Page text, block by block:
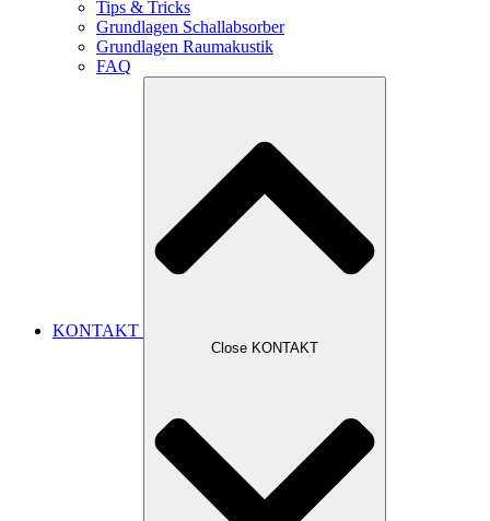
Tips & Tricks
Grundlagen Schallabsorber
Grundlagen Raumakustik
FAQ
KONTAKT
Close KONTAKT